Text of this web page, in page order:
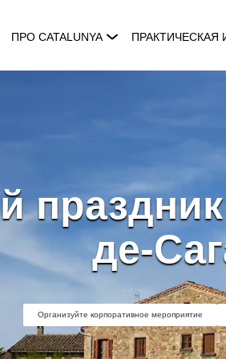
ПРО CATALUNYA
де-
Организуйте корпоративное мероприятие